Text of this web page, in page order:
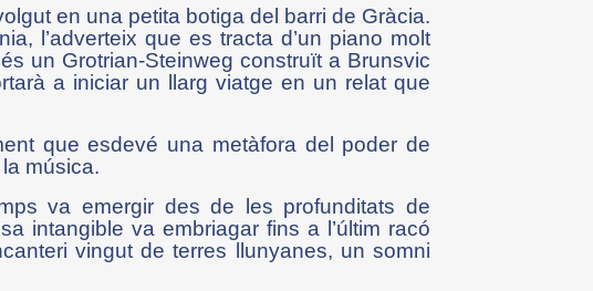
en una petita botiga del barri de Gràcia.
l’adverteix que es tracta d’un piano molt
un Grotrian-Steinweg construït a Brunsvic
a iniciar un llarg viatge en un relat que
que esdevé una metàfora del poder de
música.
va emergir des de les profunditats de
intangible va embriagar fins a l’últim racó
vingut de terres llunyanes, un somni